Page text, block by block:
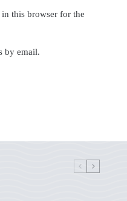
this browser for the
by email.